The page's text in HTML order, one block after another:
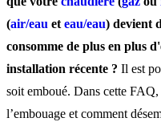
(air/eau et eau/eau) devient
consomme de plus en plus
installation récente ? Il est
soit emboué. Dans cette
l’embouage et comment